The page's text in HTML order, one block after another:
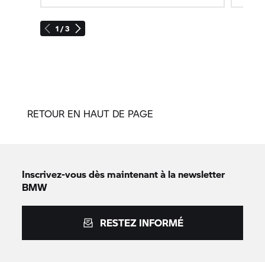
1 / 3
RETOUR EN HAUT DE PAGE
Inscrivez-vous dès maintenant à la newsletter
BMW
RESTEZ INFORMÉ